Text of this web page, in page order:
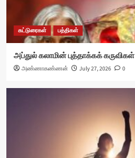
கட்டுரைகள் பத்திகள்
அப்துல் கலாமின் புத்தாக்கக் கருவிகள்
அண்ணாகண்ணன் July 27, 2026 0